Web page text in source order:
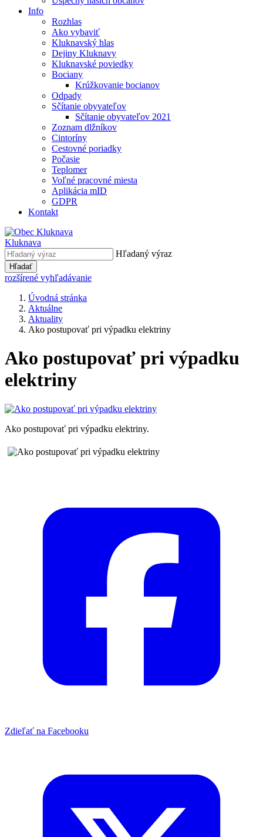
Info
Rozhlas
Ako vybaviť
Kluknavský hlas
Dejiny Kluknavy
Kluknavské poviedky
Bociany
Krúžkovanie bocianov
Odpady
Sčítanie obyvateľov
Sčítanie obyvateľov 2021
Zoznam dlžníkov
Cintoríny
Cestovné poriadky
Počasie
Teplomer
Voľné pracovné miesta
Aplikácia mID
GDPR
Kontakt
Kluknava
Hľadaný výraz
Hľadať
rozšírené vyhľadávanie
Úvodná stránka
Aktuálne
Aktuality
Ako postupovať pri výpadku elektriny
Ako postupovať pri výpadku
elektriny
Ako postupovať pri výpadku elektriny.
Zdieľať na Facebooku